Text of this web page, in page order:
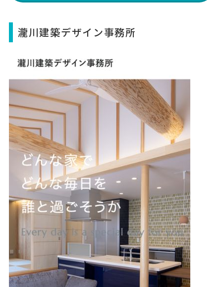
瀧川建築デザイン事務所